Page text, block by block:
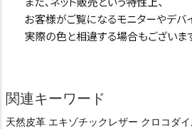
関連キーワード
天然皮革 エキゾチックレザー クロコダ